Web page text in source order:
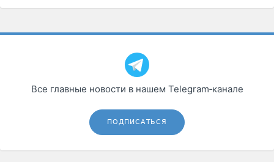
Все главные новости в нашем Telegram‑канале
ПОДПИСАТЬСЯ